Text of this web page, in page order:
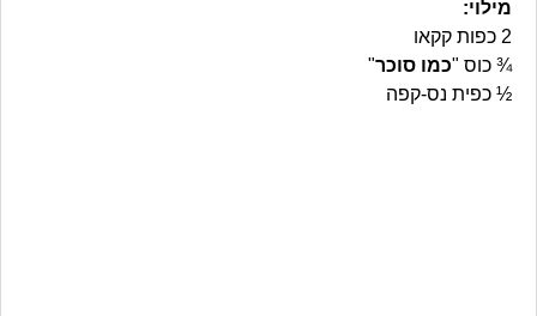
מילוי:
2 כפות קקאו
¾ כוס "כמו סוכר"
½ כפית נס-קפה